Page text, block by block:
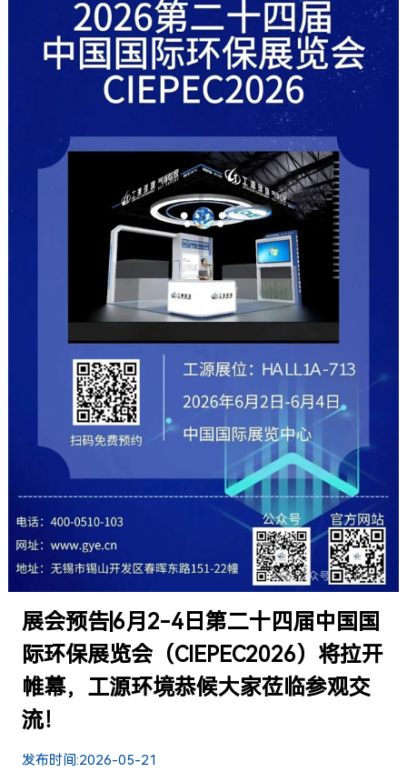
展会预告|6月2-4日第二十四届中国国
际环保展览会（CIEPEC2026）将拉开
帷幕，工源环境恭候大家莅临参观交
流！
发布时间:2026-05-21